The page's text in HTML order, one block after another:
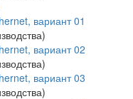
вариант 01
вариант 02
вариант 03